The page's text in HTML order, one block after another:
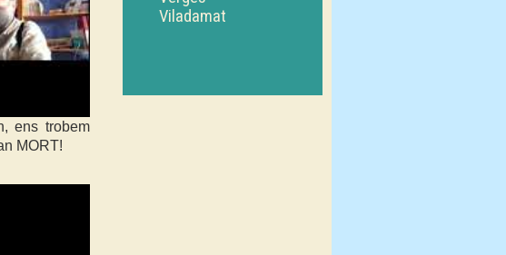
ens trobem
MORT!
Viladamat